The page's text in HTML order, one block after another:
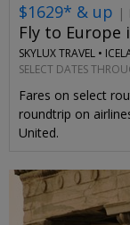
$1629* & up |
Fly to Europe
SKYLUX TRAVEL •
ITALY
SELECT DATES
Fares on select
roundtrip on
United.